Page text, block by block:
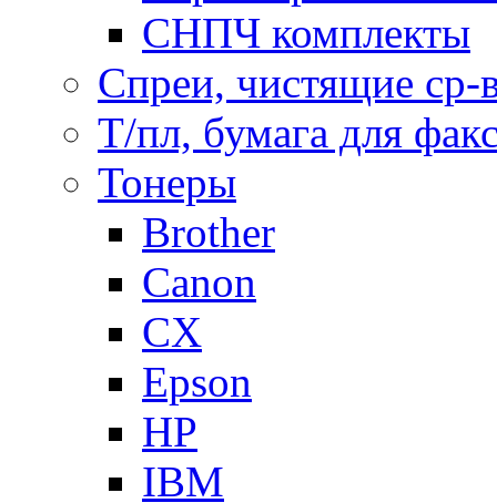
СНПЧ комплекты
Спреи, чистящие ср-
Т/пл, бумага для
Тонеры
Brother
Canon
CX
Epson
HP
IBM